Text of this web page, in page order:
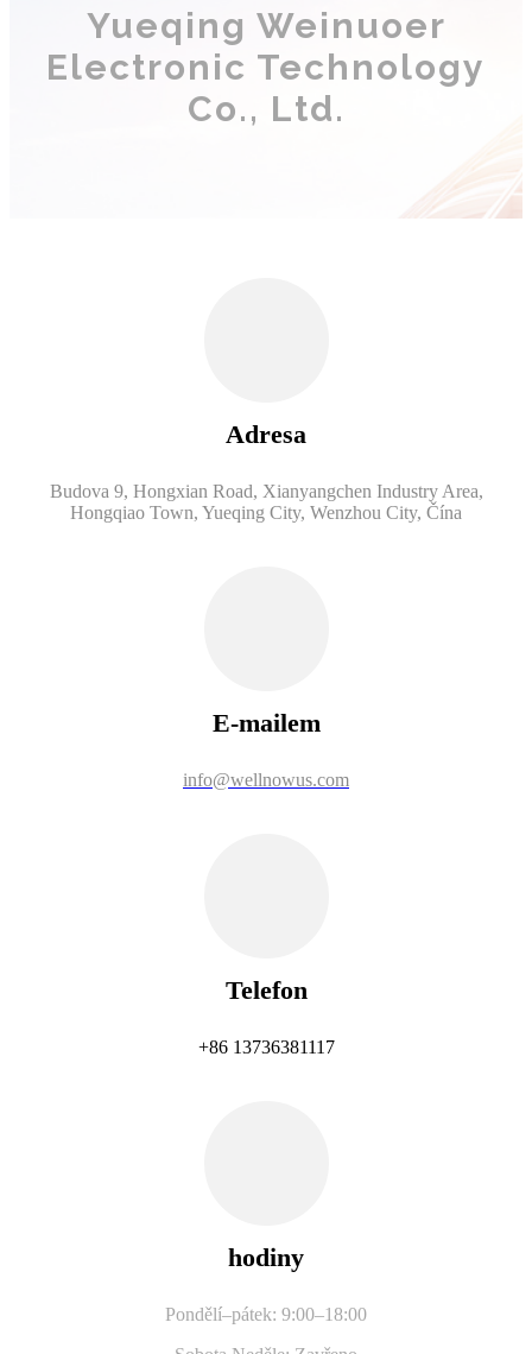
Yueqing Weinuoer
Electronic Technology
Co., Ltd.
Adresa
Budova 9, Hongxian Road, Xianyangchen Industry Area,
Hongqiao Town, Yueqing City, Wenzhou City, Čína
E-mailem
info@wellnowus.com
Telefon
+86 13736381117
hodiny
Pondělí–pátek: 9:00–18:00